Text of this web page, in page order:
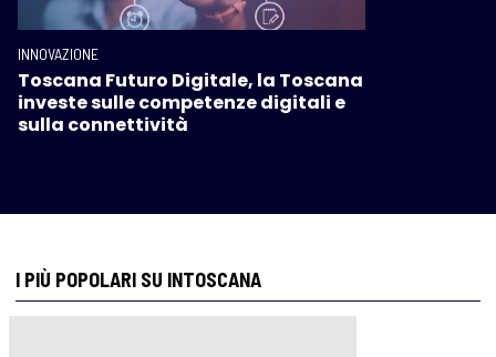
INNOVAZIONE
Toscana Futuro Digitale, la Toscana
investe sulle competenze digitali e
sulla connettività
I PIÙ POPOLARI SU INTOSCANA